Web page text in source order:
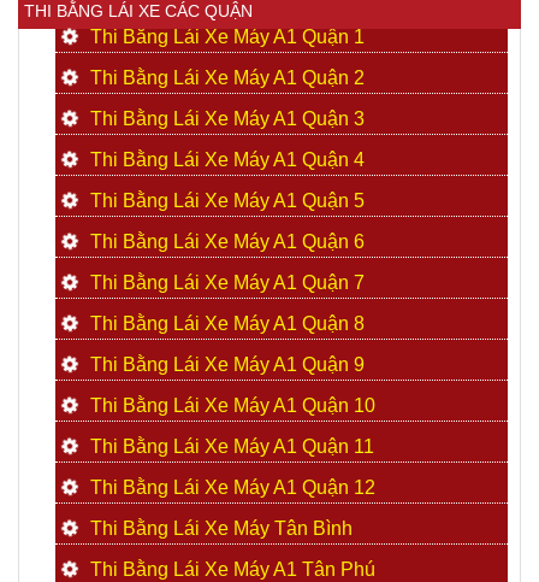
THI BẰNG LÁI XE CÁC QUẬN
Thi Bằng Lái Xe Máy A1 Quận 1
Thi Bằng Lái Xe Máy A1 Quận 2
Thi Bằng Lái Xe Máy A1 Quận 3
Thi Bằng Lái Xe Máy A1 Quận 4
Thi Bằng Lái Xe Máy A1 Quận 5
Thi Bằng Lái Xe Máy A1 Quận 6
Thi Bằng Lái Xe Máy A1 Quận 7
Thi Bằng Lái Xe Máy A1 Quận 8
Thi Bằng Lái Xe Máy A1 Quận 9
Thi Bằng Lái Xe Máy A1 Quận 10
Thi Bằng Lái Xe Máy A1 Quận 11
Thi Bằng Lái Xe Máy A1 Quận 12
Thi Bằng Lái Xe Máy Tân Bình
Thi Bằng Lái Xe Máy A1 Tân Phú